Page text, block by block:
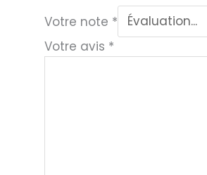
Votre note *
Votre avis *